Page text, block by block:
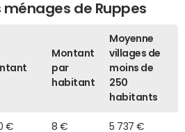
ménages de Ruppes
Montant
par
habitant
Moyenne
villages de
moins de
250
habitants
€ 8 € 5 737 €